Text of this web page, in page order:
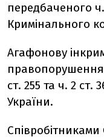
передбаченого ч.
Кримінального
Агафонову
правопорушення
ст. 255 та ч. 2 ст.
України.